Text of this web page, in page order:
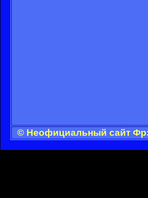
© Неофициальный сайт